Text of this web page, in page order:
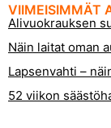
VIIMEISIMMÄT
Alivuokrauksen
Näin laitat oman
Lapsenvahti –
52 viikon